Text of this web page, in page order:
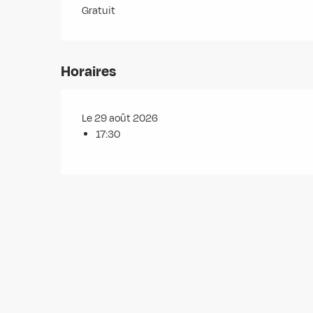
Gratuit
Horaires
Le 29 août 2026
17:30